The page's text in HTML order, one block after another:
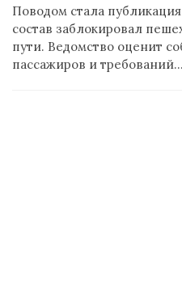
Поводом стала
состав заблокировал
пути. Ведомство оценит
пассажиров и требований…